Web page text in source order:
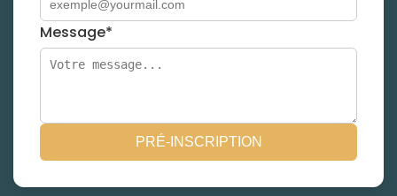
Message*
PRÉ-INSCRIPTION